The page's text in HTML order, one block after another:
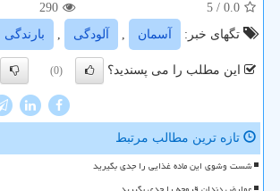
0.0
/ 5
290
تگهای خبر:
آسمان , آلودگی , بارندگی
این مطلب را می پسندید؟ (0)
تازه ترین مطالب مرتبط
شست وشوی این ماده غذایی را جدی بگیرید